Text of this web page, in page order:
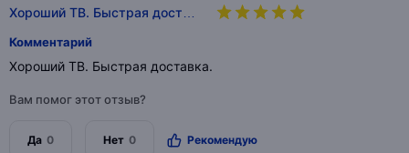
Хороший ТВ. Быстрая дост…
Комментарий
Хороший ТВ. Быстрая доставка.
Вам помог этот отзыв?
Да 0 Нет 0 Рекомендую